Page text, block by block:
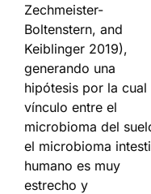
Zechmeister-
Boltenstern, and
Keiblinger 2019),
generando una
hipótesis por la cual
vínculo entre el
microbioma del
el microbioma
humano es muy
estrecho y